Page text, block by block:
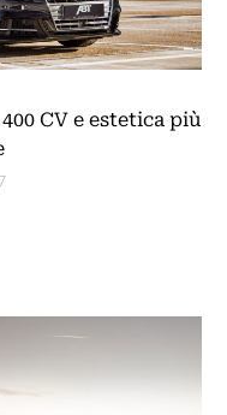
CV e estetica più